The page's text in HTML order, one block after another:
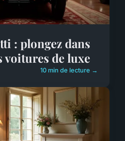
: plongez dans
voitures de luxe
10 min de lecture →